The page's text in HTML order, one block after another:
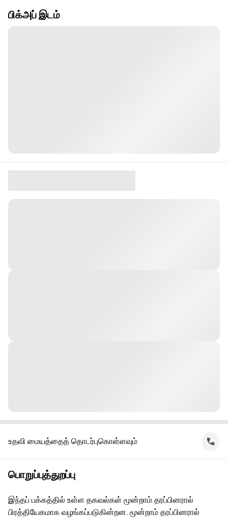
பிக்அப் இடம்
உதவி மையத்தைத் தொடர்புகொள்ளவும்
பொறுப்புத்துறப்பு
இந்தப் பக்கத்தில் உள்ள தகவல்கள் மூன்றாம் தரப்பினரால்
பிரத்தியேகமாக வழங்கப்படுகின்றன. மூன்றாம் தரப்பினரால்